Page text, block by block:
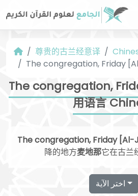
尊贵的古兰经意译
The congregation, Friday
The congregation,
用语言
The congregation, Friday [Al-
降的地方麦地那它在古兰
اختر الآية